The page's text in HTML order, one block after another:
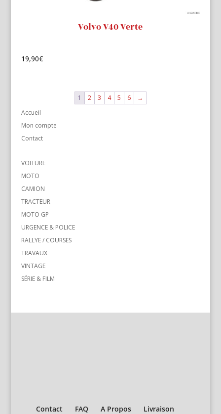
Volvo V40 Verte
19,90€
1 2 3 4 5 6
→
Accueil
Mon compte
Contact
VOITURE
MOTO
CAMION
TRACTEUR
MOTO GP
URGENCE & POLICE
RALLYE / COURSES
TRAVAUX
VINTAGE
SÉRIE & FILM
Contact FAQ A Propos Livraison